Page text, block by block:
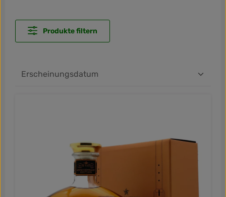
Produkte filtern